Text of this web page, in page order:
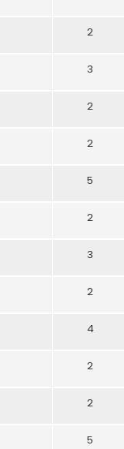
2
3
2
2
5
2
3
2
4
2
2
5